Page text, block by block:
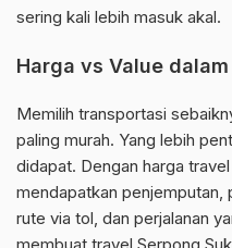
sering kali lebih masuk akal.
Harga vs Value
Memilih transportasi
paling murah. Yang lebih
didapat. Dengan harga
mendapatkan penjemputan,
rute via tol, dan perjalanan